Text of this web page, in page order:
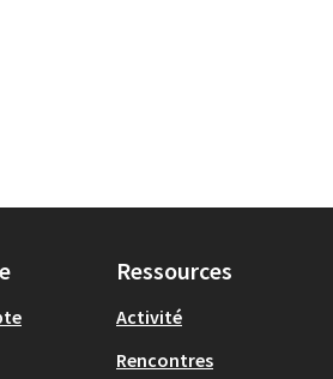
Ressources
Activité
Rencontres